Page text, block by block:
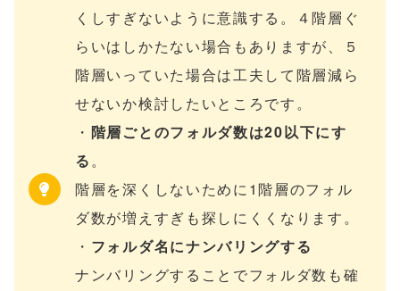
くしすぎないように意識する。４階層ぐ
らいはしかたない場合もありますが、５
階層いっていた場合は工夫して階層減ら
せないか検討したいところです。
・ 階層ごとのフォルダ数は20以下にす
る。
階層を深くしないために1階層のフォル
ダ数が増えすぎも探しにくくなります。
・ フォルダ名にナンバリングする
ナンバリングすることでフォルダ数も確